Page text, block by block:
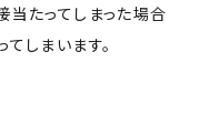
当たってしまった場合
しまいます。